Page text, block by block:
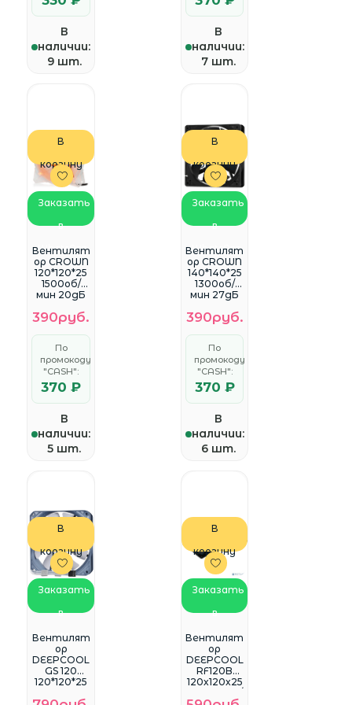
В
наличии:
9 шт.
В
наличии:
7 шт.
В
корзину
Заказать
в
WhatsApp
Вентилят
ор CROWN
120*120*25
1500об/
мин 20дБ
3pin+MOLE
X CMCF-
12025S-
1213,
оранжевы
й
390руб.
По
промокоду
"CASH":
370 ₽
В
наличии:
5 шт.
В
корзину
Заказать
в
WhatsApp
Вентилят
ор CROWN
140*140*25
1300об/
мин 27дБ
X CMCF-
14025S-
1400
черный
390руб.
По
промокоду
"CASH":
370 ₽
В
наличии:
6 шт.
В
корзину
Заказать
в
WhatsApp
Вентилят
ор
DEEPCOOL
GS 120
120*120*25
В
корзину
Заказать
в
WhatsApp
Вентилят
ор
DEEPCOOL
RF120B
120x120x25